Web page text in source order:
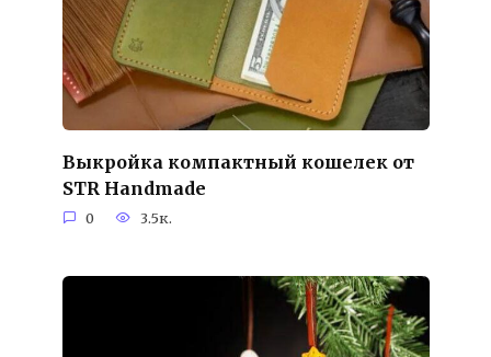
Выкройка компактный кошелек от
STR Handmade
0 3.5к.